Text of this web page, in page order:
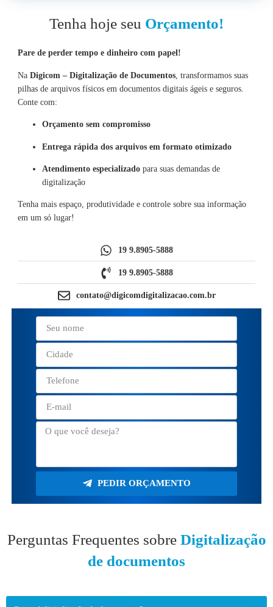
Tenha hoje seu Orçamento!
Pare de perder tempo e dinheiro com papel!
Na Digicom – Digitalização de Documentos, transformamos suas
pilhas de arquivos físicos em documentos digitais ágeis e seguros.
Conte com:
Orçamento sem compromisso
Entrega rápida dos arquivos em formato otimizado
Atendimento especializadopara suas demandas de
digitalização
Tenha mais espaço, produtividade e controle sobre sua informação
em um só lugar!
19 9.8905-5888
19 9.8905-5888
contato@digicomdigitalizacao.com.br
PEDIR ORÇAMENTO
Perguntas Frequentes sobre Digitalização
de documentos